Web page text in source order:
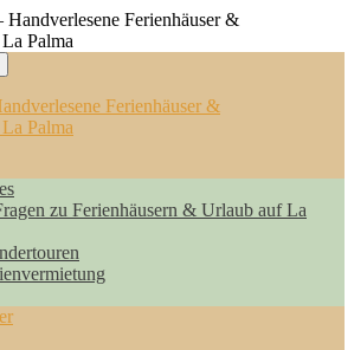
Ferienhäuser &
Palma
zu Ferienhäusern & Urlaub auf La